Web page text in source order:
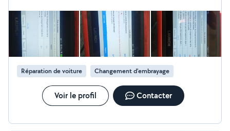
Réparation de voiture Changement d'embrayage
Voir le profil Contacter